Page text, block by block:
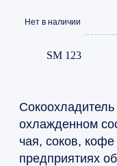
Нет в наличии
SM 123
охлажденном
чая, соков,
предприятиях